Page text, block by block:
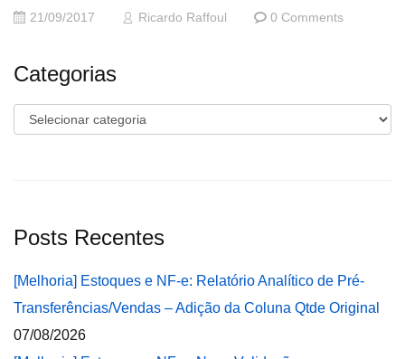
21/09/2017 Ricardo Raffoul 0 Comments
Categorias
Categorias
Posts Recentes
[Melhoria] Estoques e NF-e: Relatório Analítico de Pré-
Transferências/Vendas – Adição da Coluna Qtde Original
07/08/2026